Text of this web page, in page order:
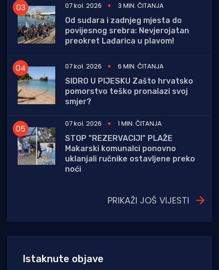
07 kol. 2026
3 MIN. ČITANJA
Od sudara i zadnjeg mjesta do
povijesnog srebra: Nevjerojatan
preokret Lađarica u plavom!
07 kol. 2026
6 MIN. ČITANJA
SIDRO U PIJESKU Zašto hrvatsko
pomorstvo teško pronalazi svoj
smjer?
07 kol. 2026
1 MIN. ČITANJA
STOP "REZERVACIJI" PLAŽE
Makarski komunalci ponovno
uklanjali ručnike ostavljene preko
noći
PRIKAŽI JOŠ VIJESTI
Istaknute objave